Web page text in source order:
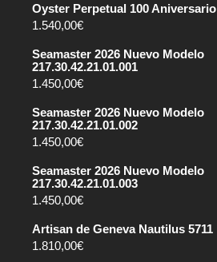
Oyster Perpetual 100 Aniversario
1.540,00€
Seamaster 2026 Nuevo Modelo
217.30.42.21.01.001
1.450,00€
Seamaster 2026 Nuevo Modelo
217.30.42.21.01.002
1.450,00€
Seamaster 2026 Nuevo Modelo
217.30.42.21.01.003
1.450,00€
Artisan de Geneva Nautilus 5711
1.810,00€